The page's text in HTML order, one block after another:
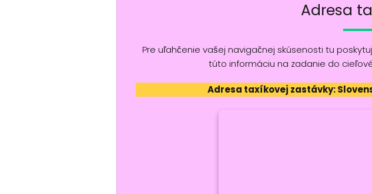
Adresa
Pre uľahčenie vašej navigačnej skúsenosti tu
túto informáciu na zadanie do
Adresa taxíkovej zastávky: